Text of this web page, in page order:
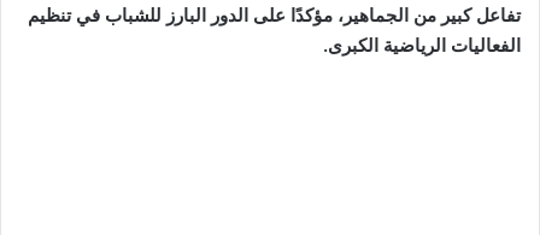
تفاعل كبير من الجماهير، مؤكدًا على الدور البارز للشباب في تنظيم
الفعاليات الرياضية الكبرى.